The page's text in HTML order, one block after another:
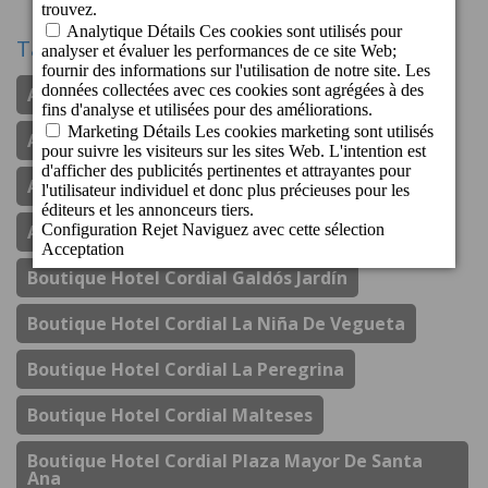
Tags
Apartamentos Cordial Judoca Beach
Apartamentos Cordial Magec Taurito
Apartamentos Cordial Mogan Valle
Aparthotel Cordial Mijas Golf
Boutique Hotel Cordial Galdós Jardín
Boutique Hotel Cordial La Niña De Vegueta
Boutique Hotel Cordial La Peregrina
Boutique Hotel Cordial Malteses
Boutique Hotel Cordial Plaza Mayor De Santa
Ana